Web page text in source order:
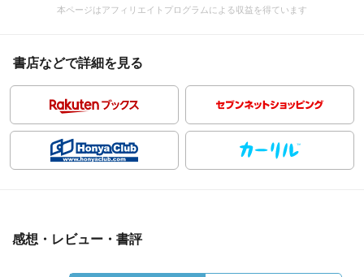
本ページはアフィリエイトプログラムによる収益を得ています
書店などで詳細を見る
感想・レビュー・書評